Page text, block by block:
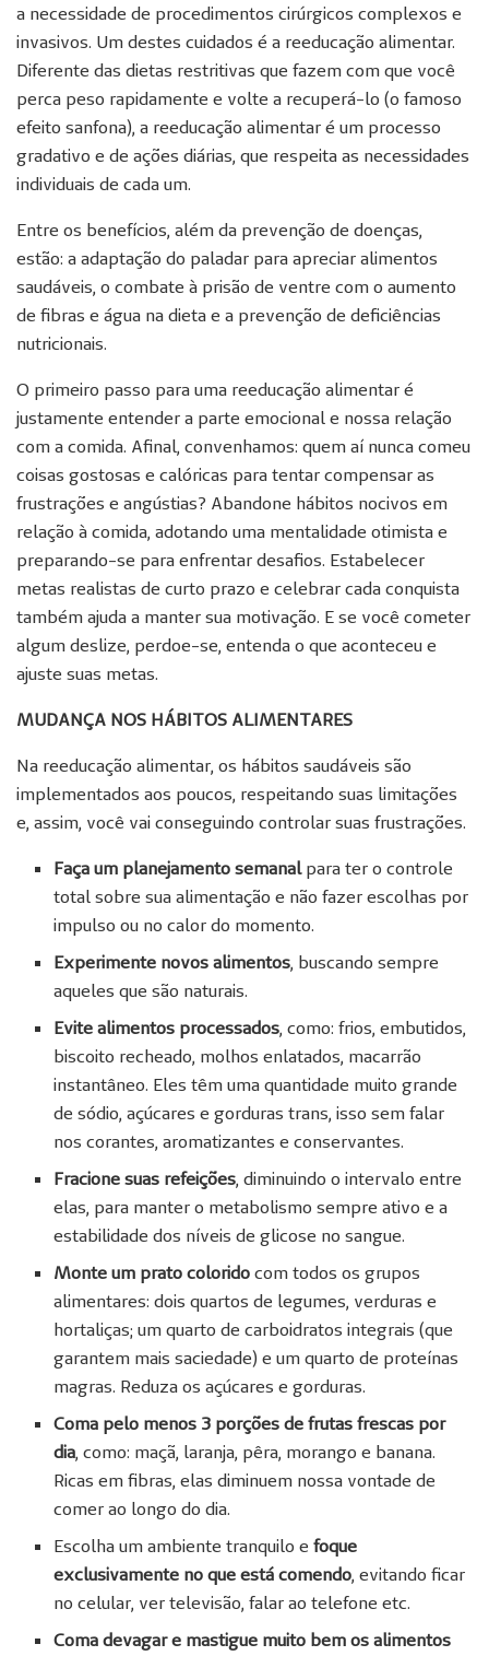
a necessidade de procedimentos cirúrgicos complexos e
invasivos. Um destes cuidados é a reeducação alimentar.
Diferente das dietas restritivas que fazem com que você
perca peso rapidamente e volte a recuperá-lo (o famoso
efeito sanfona), a reeducação alimentar é um processo
gradativo e de ações diárias, que respeita as necessidades
individuais de cada um.
Entre os benefícios, além da prevenção de doenças,
estão: a adaptação do paladar para apreciar alimentos
saudáveis, o combate à prisão de ventre com o aumento
de fibras e água na dieta e a prevenção de deficiências
nutricionais.
O primeiro passo para uma reeducação alimentar é
justamente entender a parte emocional e nossa relação
com a comida. Afinal, convenhamos: quem aí nunca comeu
coisas gostosas e calóricas para tentar compensar as
frustrações e angústias? Abandone hábitos nocivos em
relação à comida, adotando uma mentalidade otimista e
preparando-se para enfrentar desafios. Estabelecer
metas realistas de curto prazo e celebrar cada conquista
também ajuda a manter sua motivação. E se você cometer
algum deslize, perdoe-se, entenda o que aconteceu e
ajuste suas metas.
MUDANÇA NOS HÁBITOS ALIMENTARES
Na reeducação alimentar, os hábitos saudáveis são
implementados aos poucos, respeitando suas limitações
e, assim, você vai conseguindo controlar suas frustrações.
Faça um planejamento semanalpara ter o controle
total sobre sua alimentação e não fazer escolhas por
impulso ou no calor do momento.
Experimente novos alimentos, buscando sempre
aqueles que são naturais.
Evite alimentos processados, como: frios, embutidos,
biscoito recheado, molhos enlatados, macarrão
instantâneo. Eles têm uma quantidade muito grande
de sódio, açúcares e gorduras trans, isso sem falar
nos corantes, aromatizantes e conservantes.
Fracione suas refeições, diminuindo o intervalo entre
elas, para manter o metabolismo sempre ativo e a
estabilidade dos níveis de glicose no sangue.
Monte um prato colorido com todos os grupos
alimentares: dois quartos de legumes, verduras e
hortaliças; um quarto de carboidratos integrais (que
garantem mais saciedade) e um quarto de proteínas
magras. Reduza os açúcares e gorduras.
Coma pelo menos 3 porções de frutas frescas por
dia, como: maçã, laranja, pêra, morango e banana.
Ricas em fibras, elas diminuem nossa vontade de
comer ao longo do dia.
Escolha um ambiente tranquilo efoque
exclusivamente no que está comendo, evitando ficar
no celular, ver televisão, falar ao telefone etc.
Coma devagar e mastigue muito bem os alimentos